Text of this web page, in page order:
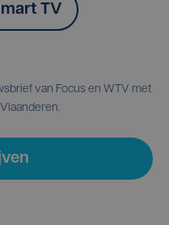
TV
van Focus en WTV met